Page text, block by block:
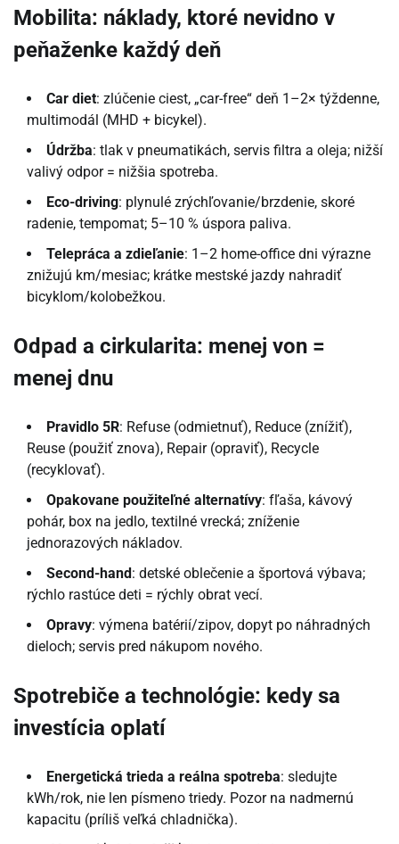
Mobilita: náklady, ktoré nevidno v
peňaženke každý deň
Car diet: zlúčenie ciest, „car-free“ deň 1–2× týždenne,
multimodál (MHD + bicykel).
Údržba: tlak v pneumatikách, servis filtra a oleja; nižší
valivý odpor = nižšia spotreba.
Eco-driving: plynulé zrýchľovanie/brzdenie, skoré
radenie, tempomat; 5–10 % úspora paliva.
Telepráca a zdieľanie: 1–2 home-office dni výrazne
znižujú km/mesiac; krátke mestské jazdy nahradiť
bicyklom/kolobežkou.
Odpad a cirkularita: menej von =
menej dnu
Pravidlo 5R: Refuse (odmietnuť), Reduce (znížiť),
Reuse (použiť znova), Repair (opraviť), Recycle
(recyklovať).
Opakovane použiteľné alternatívy: fľaša, kávový
pohár, box na jedlo, textilné vrecká; zníženie
jednorazových nákladov.
Second-hand: detské oblečenie a športová výbava;
rýchlo rastúce deti = rýchly obrat vecí.
Opravy: výmena batérií/zipov, dopyt po náhradných
dieloch; servis pred nákupom nového.
Spotrebiče a technológie: kedy sa
investícia oplatí
Energetická trieda a reálna spotreba: sledujte
kWh/rok, nie len písmeno triedy. Pozor na nadmernú
kapacitu (príliš veľká chladnička).